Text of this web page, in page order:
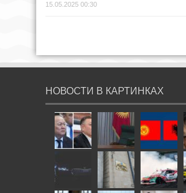
15.05.2025 00:30
НОВОСТИ В КАРТИНКАХ